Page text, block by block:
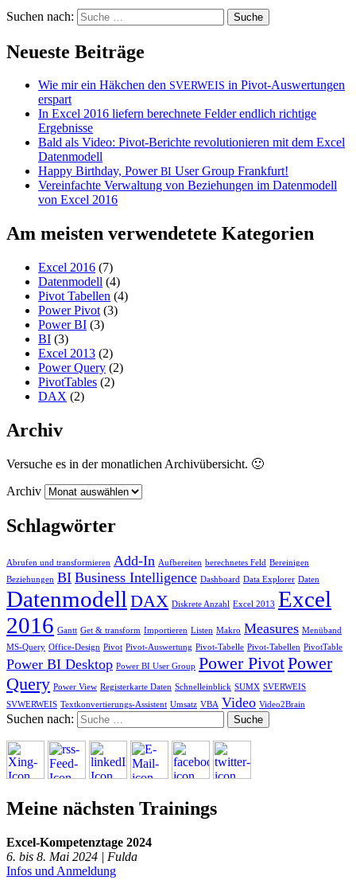
Suchen nach:
Neueste Beiträge
Wie mir ein Häkchen den SVERWEIS in Pivot-Auswertungen
erspart
In Excel 2016 liefern berechnete Felder endlich richtige
Ergebnisse
Bald als Video: Pivot-Berichte revolutionieren mit dem Excel
Datenmodell
Happy Birthday, PowerBI User Group Frankfurt!
Vereinfachte Verwaltung von Beziehungen im Datenmodell
von Excel 2016
Am meisten verwendetete Kategorien
Excel 2016 (7)
Datenmodell (4)
Pivot Tabellen (4)
Power Pivot (3)
Power BI (3)
BI (3)
Excel 2013 (2)
Power Query (2)
PivotTables (2)
DAX (2)
Archiv
Versuche es in der monatlichen Archivübersicht. 🙂
Archiv
Schlagwörter
Abrufen und transformieren Add-In Aufbereiten berechnetes Feld Bereinigen
Beziehungen BI Business Intelligence Dashboard Data Explorer Daten
Datenmodell DAX Diskrete Anzahl Excel 2013 Excel
2016 Gantt Get & transform Importieren Listen Makro Measures Menüband
MS-Query Office-Design Pivot Pivot-Auswertung Pivot-Tabelle Pivot-Tabellen PivotTable
Power BI Desktop Power BI User Group Power PivotPower
Query Power View Registerkarte Daten Schnelleinblick SUMX SVERWEIS
SVWERWEIS Textkonvertierungs-Assistent Umsatz VBA Video Video2Brain
Suchen nach:
Meine nächsten Trainings
Excel-Kompetenztage 2024
6. bis 8. Mai 2024 | Fulda
Infos und Anmeldung